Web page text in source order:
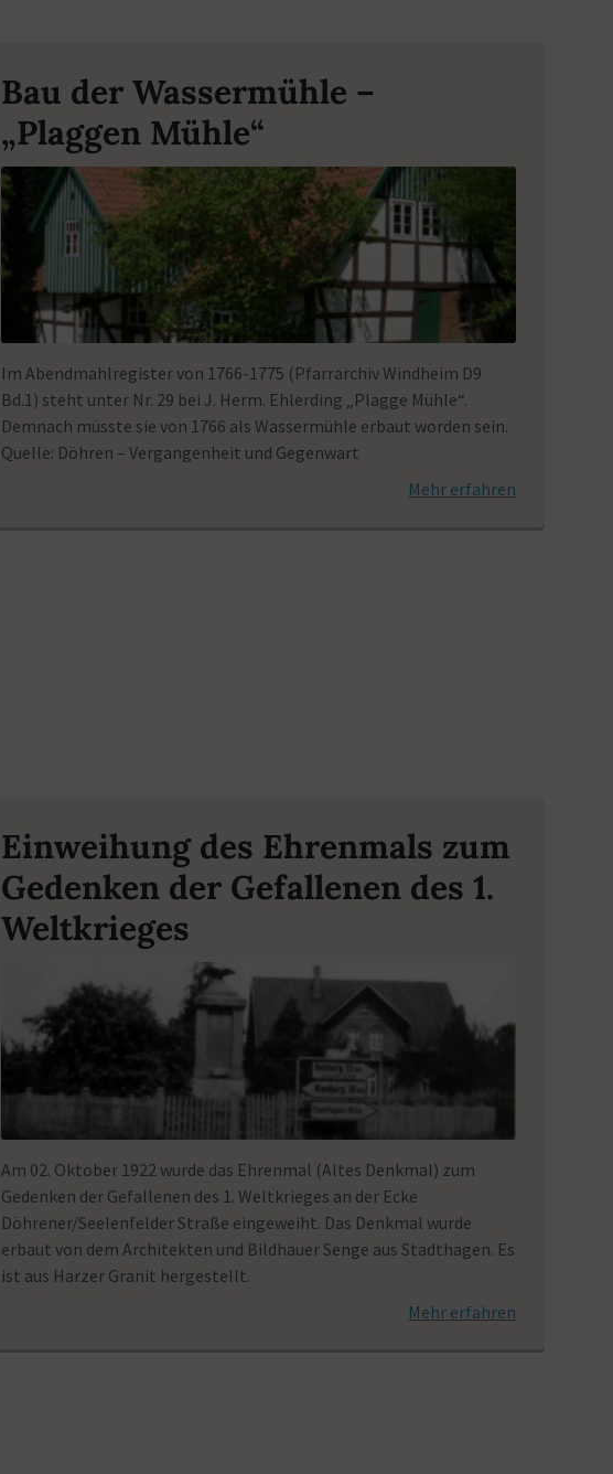
Bau der Wassermühle –
„Plaggen Mühle“
Im Abendmahlregister von 1766-1775 (Pfarrarchiv Windheim D9
Bd.1) steht unter Nr. 29 bei J. Herm. Ehlerding „Plagge Mühle“.
Demnach müsste sie von 1766 als Wassermühle erbaut worden sein.
Quelle: Döhren – Vergangenheit und Gegenwart
Mehr erfahren
Einweihung des Ehrenmals zum
Gedenken der Gefallenen des 1.
Weltkrieges
Am 02. Oktober 1922 wurde das Ehrenmal (Altes Denkmal) zum
Gedenken der Gefallenen des 1. Weltkrieges an der Ecke
Döhrener/Seelenfelder Straße eingeweiht. Das Denkmal wurde
erbaut von dem Architekten und Bildhauer Senge aus Stadthagen. Es
ist aus Harzer Granit hergestellt.
Mehr erfahren